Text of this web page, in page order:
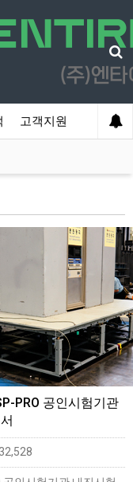
고객지원
PRO 공인시험기관